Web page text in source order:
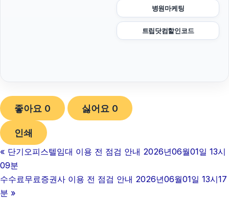
병원마케팅
트립닷컴할인코드
좋아요 0 싫어요 0
인쇄
« 단기오피스텔임대 이용 전 점검 안내 2026년06월01일 13시
09분
수수료무료증권사 이용 전 점검 안내 2026년06월01일 13시17
분 »